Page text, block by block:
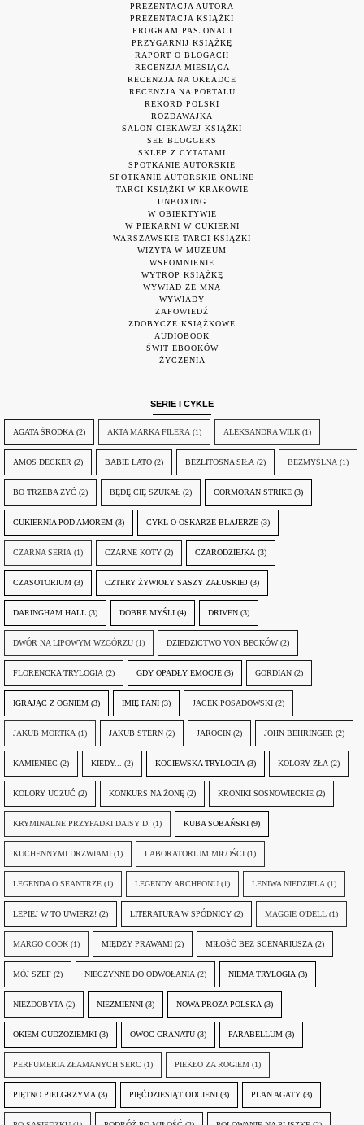
PREZENTACJA AUTORA
PREZENTACJA KSIĄŻKI
PROGRAM PASJONACI
PRZYGARNIJ KSIĄŻKĘ
RAPORT O BLOGACH
RECENZJA MIESIĄCA
RECENZJA NA OKŁADCE
RECENZJA NA PORTALU
REKORD POLSKI
ROZDAWAJKA
SALON CIEKAWEJ KSIĄŻKI
SEE BLOGGERS
SKLEP Z CYTATAMI
SPOTKANIE AUTORSKIE
SPOTKANIE AUTORSKIE ONLINE
TARGI KSIĄŻKI W KRAKOWIE
UNBOXING
W OBIEKTYWIE
W PIEKARNI W CUKIERNI
WARSZAWSKIE TARGI KSIĄŻKI
WIZYTA W MUZEUM
WSPOMNIENIE
WYTROP KSIĄŻKĘ
WYWIAD ZE MNĄ
WYWIADY
ZAPOWIEDŹ
ZDOBYCZE KSIĄŻKOWE
AUDIOBOOK
ŚWIT EBOOKÓW
ŻYCZENIA
SERIE I CYKLE
AGATA ŚRÓDKA (2) AKTA MARKA FILERA (1) ALEKSANDRA WILK (1)
AMOS DECKER (2) BABIE LATO (2) BEZLITOSNA SIŁA (2) BEZMYŚLNA (1)
BO TRZEBA ŻYĆ (2) BĘDĘ CIĘ SZUKAŁ (2) CORMORAN STRIKE (3)
CUKIERNIA POD AMOREM (3) CYKL O OSKARZE BLAJERZE (3)
CZARNA SERIA (1) CZARNE KOTY (2) CZARODZIEJKA (3)
CZASOTORIUM (3) CZTERY ŻYWIOŁY SASZY ZAŁUSKIEJ (3)
DARINGHAM HALL (3) DOBRE MYŚLI (4) DRIVEN (3)
DWÓR NA LIPOWYM WZGÓRZU (1) DZIEDZICTWO VON BECKÓW (2)
FLORENCKA TRYLOGIA (2) GDY OPADŁY EMOCJE (3) GORDIAN (2)
IGRAJĄC Z OGNIEM (3) IMIĘ PANI (3) JACEK POSADOWSKI (2)
JAKUB MORTKA (1) JAKUB STERN (2) JAROCIN (2) JOHN BEHRINGER (2)
KAMIENIEC (2) KIEDY... (2) KOCIEWSKA TRYLOGIA (3) KOLORY ZŁA (2)
KOLORY UCZUĆ (2) KONKURS NA ŻONĘ (2) KRONIKI SOSNOWIECKIE (2)
KRYMINALNE PRZYPADKI DAISY D. (1) KUBA SOBAŃSKI (9)
KUCHENNYMI DRZWIAMI (1) LABORATORIUM MIŁOŚCI (1)
LEGENDA O SEANTRZE (1) LEGENDY ARCHEONU (1) LENIWA NIEDZIELA (1)
LEPIEJ W TO UWIERZ! (2) LITERATURA W SPÓDNICY (2) MAGGIE O'DELL (1)
MARGO COOK (1) MIĘDZY PRAWAMI (2) MIŁOŚĆ BEZ SCENARIUSZA (2)
MÓJ SZEF (2) NIECZYNNE DO ODWOŁANIA (2) NIEMA TRYLOGIA (3)
NIEZDOBYTA (2) NIEZMIENNI (3) NOWA PROZA POLSKA (3)
OKIEM CUDZOZIEMKI (3) OWOC GRANATU (3) PARABELLUM (3)
PERFUMERIA ZŁAMANYCH SERC (1) PIEKŁO ZA ROGIEM (1)
PIĘTNO PIELGRZYMA (3) PIĘĆDZIESIĄT ODCIENI (3) PLAN AGATY (3)